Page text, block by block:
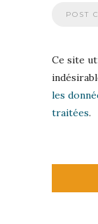
Ce site
les
traitées.